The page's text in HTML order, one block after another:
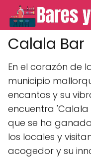
Calala Bar
En el corazón de
municipio
encantos y su
encuentra 'Calala
que se ha
los locales y
acogedor y su